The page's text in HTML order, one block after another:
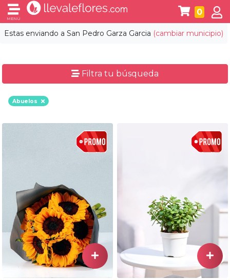
Estas enviando a San Pedro Garza Garcia (cambiar municipio)
MENÚ
0
Filtra tu búsqueda
Abuelos